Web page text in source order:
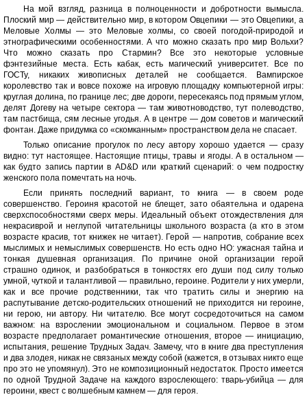
На мой взгляд, разница в полноценности и добротности вымысла.
Плоский мир — действительно мир, в котором Овцепики — это Овцепики, а
Меловые Холмы — это Меловые холмы, со своей погодой-природой и
этнографическими особенностями. А что можно сказать про мир Вольхи?
Что можно сказать про Стармин? Все это некоторые условные
фэнтезийные места. Есть кабак, есть магический университет. Все по
ГОСТу, никаких живописных деталей не сообщается. Вампирское
королевство так и вовсе похоже на игровую площадку компьютерной игры:
круглая долина, по границе лес; две дороги, пересекаясь под прямым углом,
делят Догеву на четыре сектора — там животноводство, тут полеводство,
там пастбища, сям лесные угодья. А в центре — дом советов и магический
фонтан. Даже придумка со «скомканным» пространством дела не спасает.
Только описание прогулок по лесу автору хорошо удается — сразу
видно: тут настоящее. Настоящие птицы, травы и ягоды. А в остальном —
как будто запись партии в AD&D или краткий сценарий: о чем подростку
женского пола помечтать на ночь.
Если принять последний вариант, то книга — в своем роде
совершенство. Героиня красотой не блещет, зато обаятельна и одарена
сверхспособностями сверх меры. Идеальный объект отождествления для
некрасиврой и неглупой читательницы школьного возраста (а кто в этом
возрасте красив, тот книжек не читает). Герой — напротив, собрание всех
мыслимых и немыслимых совершенств. Но есть одно НО: ужасная тайна и
тонкая душевная организация. По причине оной организации герой
страшно одинок, и разбобраться в тонкостях его души под силу только
умной, чуткой и талантливой — правильно, героине. Родители у них умерли,
как и все прочие родственники, так что тратить силы и энергию на
распутывание детско-родительских отношений не приходится ни героине,
ни герою, ни автору. Ни читателю. Все могут сосредоточиться на самом
важном: на взрослении эмоциональном и социальном. Первое в этом
возрасте предполагает романтические отношения, второе — инициацию,
испытания, решение Трудных Задач. Замечу, что в книге два преступления
и два злодея, никак не связаных между собой (кажется, в отзывах никто еще
про это не упомянул). Это не композиционный недостаток. Просто имеется
по одной Трудной Задаче на каждого взрослеющего: тварь-убийца — для
героини, квест с волшебным камнем — для героя.